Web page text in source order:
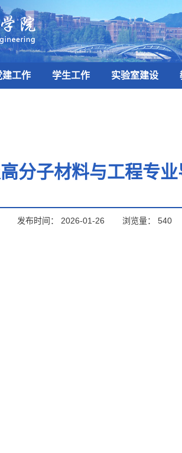
建工作 学生工作 实验室建设
分子材料与工程专
发布时间： 2026-01-26 浏览量： 540